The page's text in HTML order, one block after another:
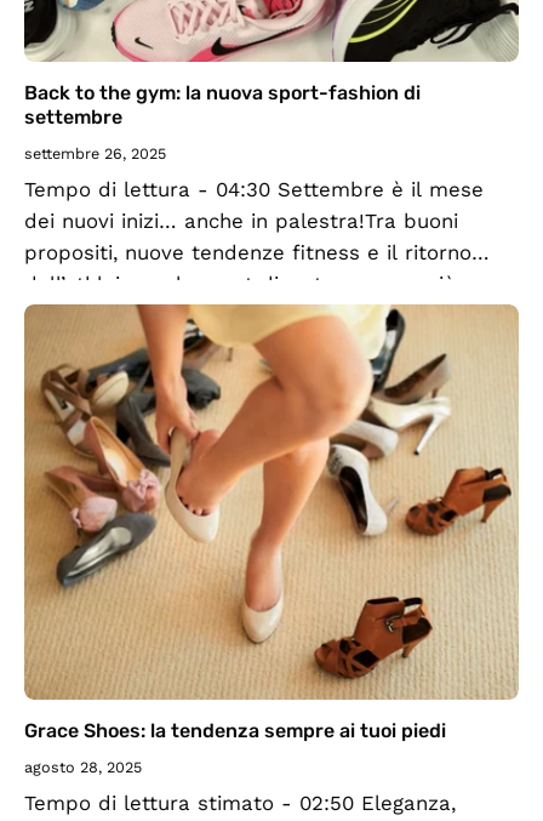
Back to the gym: la nuova sport-fashion di
settembre
settembre 26, 2025
Tempo di lettura - 04:30 Settembre è il mese
dei nuovi inizi… anche in palestra!Tra buoni
propositi, nuove tendenze fitness e il ritorno
dell’athleisure, lo sport diventa sempre più uno
stile di vita. Scopri i...
Grace Shoes: la tendenza sempre ai tuoi piedi
agosto 28, 2025
Tempo di lettura stimato - 02:50 Eleganza,